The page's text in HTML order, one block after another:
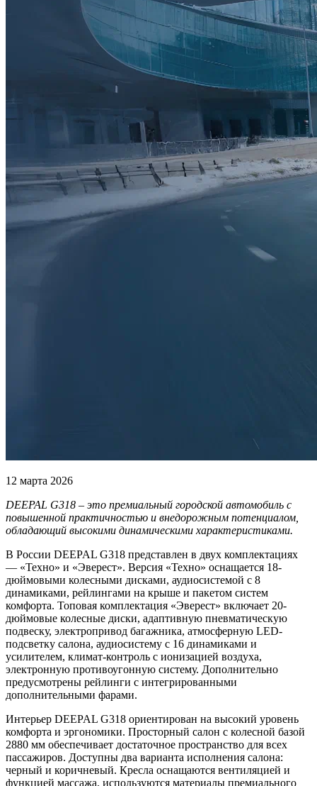
12 марта 2026
DEEPAL G318 – это премиальный городской автомобиль с
повышенной практичностью и внедорожным потенциалом,
обладающий высокими динамическими характеристиками.
В России DEEPAL G318 представлен в двух комплектациях
— «Техно» и «Эверест». Версия «Техно» оснащается 18-
дюймовыми колесными дисками, аудиосистемой с 8
динамиками, рейлингами на крыше и пакетом систем
комфорта. Топовая комплектация «Эверест» включает 20-
дюймовые колесные диски, адаптивную пневматическую
подвеску, электропривод багажника, атмосферную LED-
подсветку салона, аудиосистему с 16 динамиками и
усилителем, климат-контроль с ионизацией воздуха,
электронную противоугонную систему. Дополнительно
предусмотрены рейлинги с интегрированными
дополнительными фарами.
Интерьер DEEPAL G318 ориентирован на высокий уровень
комфорта и эргономики. Просторный салон с колесной базой
2880 мм обеспечивает достаточное пространство для всех
пассажиров. Доступны два варианта исполнения салона:
черный и коричневый. Кресла оснащаются вентиляцией и
функцией массажа, используются материалы премиального